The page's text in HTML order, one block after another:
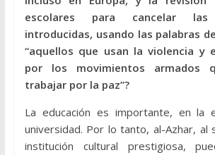
escolares para cancelar las
introducidas, usando las palabras
“aquellos que usan la violencia y
por los movimientos armados
trabajar por la paz”?
La educación es importante, en la
universidad. Por lo tanto, al-Azhar, al
institución cultural prestigiosa,